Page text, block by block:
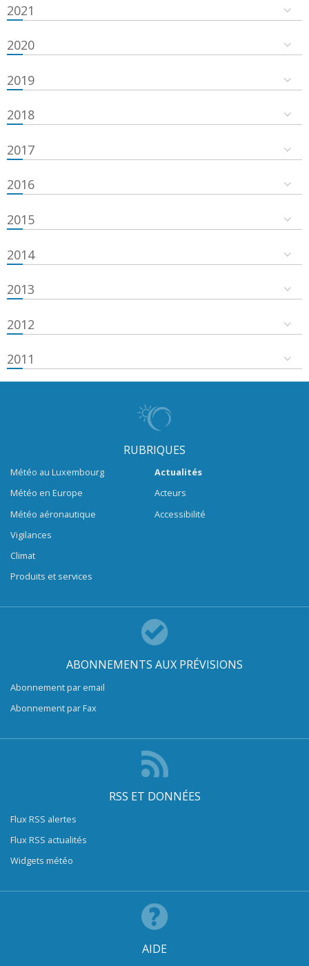
2021
2020
2019
2018
2017
2016
2015
2014
2013
2012
2011
RUBRIQUES
Météo au Luxembourg
Météo en Europe
Météo aéronautique
Vigilances
Climat
Produits et services
Actualités
Acteurs
Accessibilité
ABONNEMENTS AUX PRÉVISIONS
Abonnement par email
Abonnement par Fax
RSS ET DONNÉES
Flux RSS alertes
Flux RSS actualités
Widgets météo
AIDE